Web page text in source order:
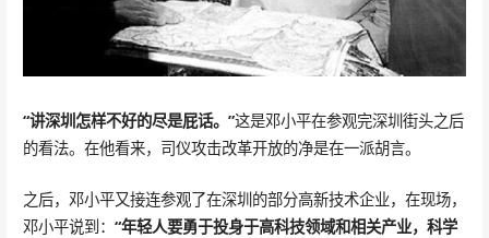
“讲深圳怎样不好的尽是屁话。”这是邓小平在参观完深圳街头之后
的看法。在他看来，司仪攻击改革开放的净是在一派胡言。
之后，邓小平又接连参观了在深圳的部分高新技术企业，在现场，
邓小平说到： “年轻人要勇于投身于高科技领域和相关产业，科学